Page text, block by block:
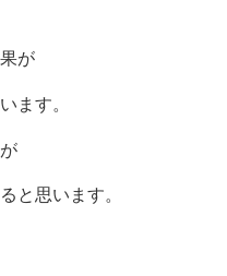
が
ます。
と思います。